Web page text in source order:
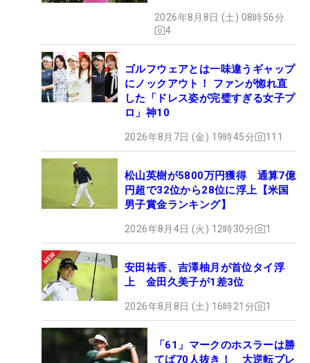
2026年8月8日 (土) 08時56分
4
ゴルフウェアとは一味違うギャップ
にノックアウト！ ファンが惚れ直
した「ドレス姿が完璧すぎる女子プ
ロ」神10
2026年8月7日 (金) 19時45分 111
松山英樹が5800万円獲得 通算7億
円超で32位から28位に浮上【米国
男子賞金ランキング】
2026年8月4日 (火) 12時30分 1
安田祐香、吉澤柚月が首位タイ浮
上 金田久美子が1差3位
2026年8月8日 (土) 16時21分 1
「61」マークのホスラーは勝
てば70人抜き！ 大逆転プレ